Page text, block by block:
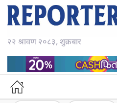
२२ श्रावण २०८३, शुक्रबार